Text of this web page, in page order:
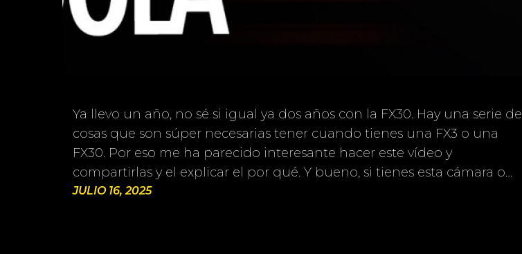
Ya llevo un año, no sé si igual ya dos años con la FX30. Hay una serie de
cosas que son súper necesarias tener cuando tienes una FX3 o una
FX30. Por eso me ha parecido interesante hacer este vídeo y
compartirlas y el explicar el por qué. Y bueno, si tienes esta cámara o…
JULIO 16, 2025